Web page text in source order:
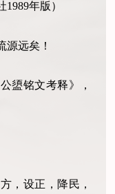
年版）
远矣！
盨铭文考释》，
，设正，降民，